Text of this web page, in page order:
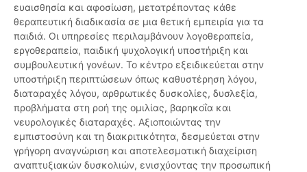
ευαισθησία και αφοσίωση, μετατρέποντας κάθε
θεραπευτική διαδικασία σε μια θετική εμπειρία για τα
παιδιά. Οι υπηρεσίες περιλαμβάνουν λογοθεραπεία,
εργοθεραπεία, παιδική ψυχολογική υποστήριξη και
συμβουλευτική γονέων. Το κέντρο εξειδικεύεται στην
υποστήριξη περιπτώσεων όπως καθυστέρηση λόγου,
διαταραχές λόγου, αρθρωτικές δυσκολίες, δυσλεξία,
προβλήματα στη ροή της ομιλίας, βαρηκοΐα και
νευρολογικές διαταραχές. Αξιοποιώντας την
εμπιστοσύνη και τη διακριτικότητα, δεσμεύεται στην
γρήγορη αναγνώριση και αποτελεσματική διαχείριση
αναπτυξιακών δυσκολιών, ενισχύοντας την προσωπική